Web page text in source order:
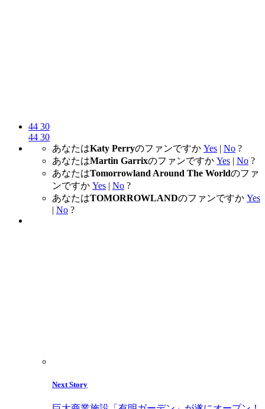
44 30
44 30
あなたはKaty Perryのファンですか Yes | No ?
あなたはMartin Garrixのファンですか Yes | No ?
あなたはTomorrowland Around The Worldのファ
ンですか Yes | No ?
あなたはTOMORROWLANDのファンですか Yes
| No ?
Next Story